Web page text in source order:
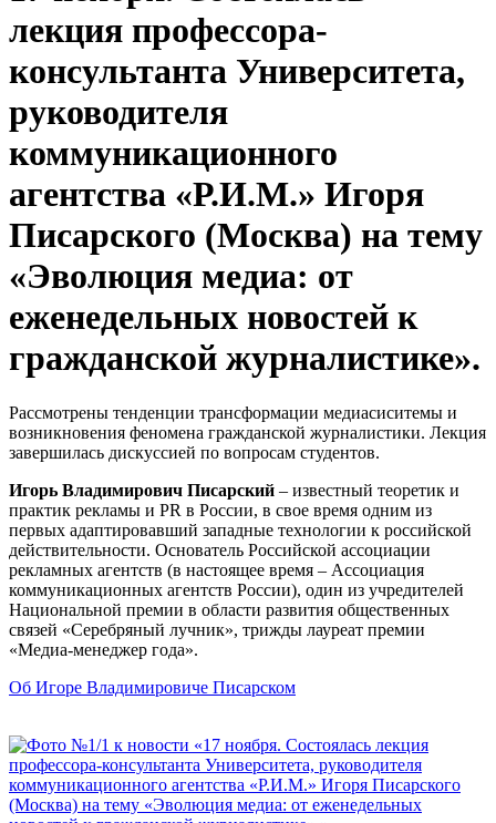
лекция профессора-
консультанта Университета,
руководителя
коммуникационного
агентства «Р.И.М.» Игоря
Писарского (Москва) на тему
«Эволюция медиа: от
еженедельных новостей к
гражданской журналистике».
Рассмотрены тенденции трансформации медиасиситемы и
возникновения феномена гражданской журналистики. Лекция
завершилась дискуссией по вопросам студентов.
Игорь Владимирович Писарский – известный теоретик и
практик рекламы и PR в России, в свое время одним из
первых адаптировавший западные технологии к российской
действительности. Основатель Российской ассоциации
рекламных агентств (в настоящее время – Ассоциация
коммуникационных агентств России), один из учредителей
Национальной премии в области развития общественных
связей «Серебряный лучник», трижды лауреат премии
«Медиа-менеджер года».
Об Игоре Владимировиче Писарском